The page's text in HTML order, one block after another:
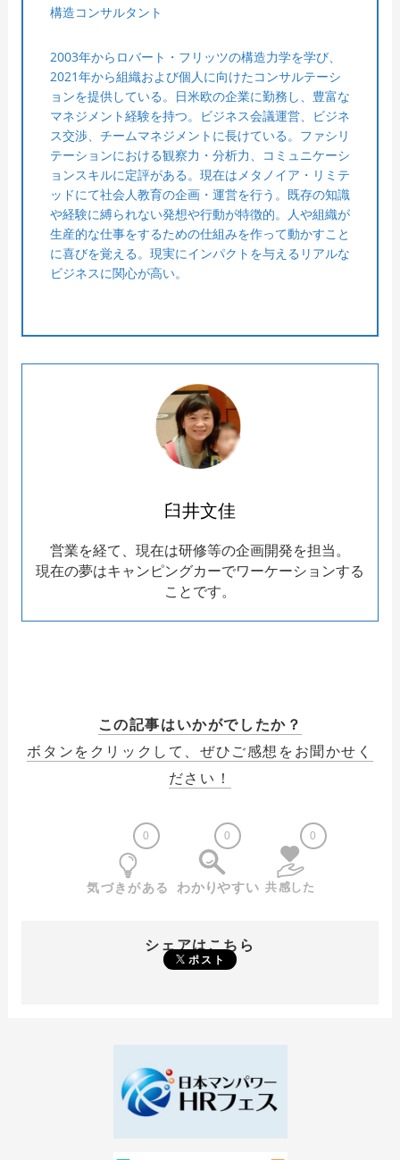
構造コンサルタント
2003年からロバート・フリッツの構造力学を学び、
2021年から組織および個人に向けたコンサルテーシ
ョンを提供している。日米欧の企業に勤務し、豊富な
マネジメント経験を持つ。ビジネス会議運営、ビジネ
ス交渉、チームマネジメントに長けている。ファシリ
テーションにおける観察力・分析力、コミュニケーシ
ョンスキルに定評がある。現在はメタノイア・リミテ
ッドにて社会人教育の企画・運営を行う。既存の知識
や経験に縛られない発想や行動が特徴的。人や組織が
生産的な仕事をするための仕組みを作って動かすこと
に喜びを覚える。現実にインパクトを与えるリアルな
ビジネスに関心が高い。
臼井文佳
営業を経て、現在は研修等の企画開発を担当。
現在の夢はキャンピングカーでワーケーションする
ことです。
この記事はいかがでしたか？
ボタンをクリックして、ぜひご感想をお聞かせく
ださい！
0 0 0
シェアはこちら
ポスト